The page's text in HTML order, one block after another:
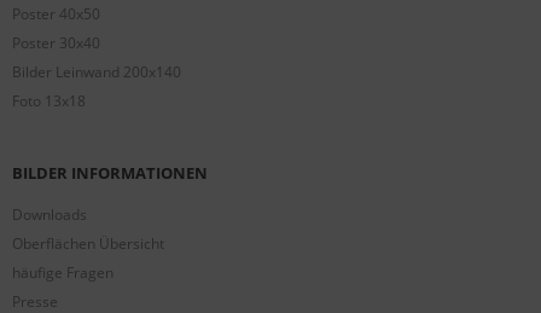
Poster 40x50
Poster 30x40
Bilder Leinwand 200x140
Foto 13x18
BILDER INFORMATIONEN
Downloads
Oberflächen Übersicht
häufige Fragen
Presse